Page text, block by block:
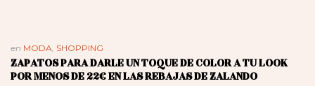
en MODA, SHOPPING
ZAPATOS PARA DARLE UN TOQUE DE COLOR A TU LOOK
POR MENOS DE 22€ EN LAS REBAJAS DE ZALANDO